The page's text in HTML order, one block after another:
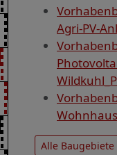
Agri-PV-
Alle